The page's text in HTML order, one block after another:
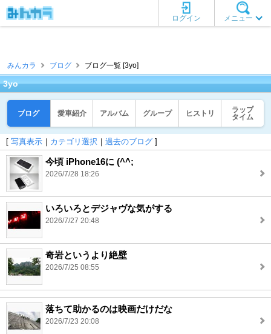
メニュー
ログイン
みんカラ ブログ ブログ一覧 [3yo]
3yo
ブログ 愛車紹介 アルバム グループ ヒストリ
ラップ
タイム
[ 写真表示 ｜ カテゴリ選択 ｜ 過去のブログ ]
今頃 iPhone16に (^^;
2026/7/28 18:26
いろいろとデジャヴな気がする
2026/7/27 20:48
奇岩というより絶壁
2026/7/25 08:55
落ちて助かるのは映画だけだな
2026/7/23 20:08